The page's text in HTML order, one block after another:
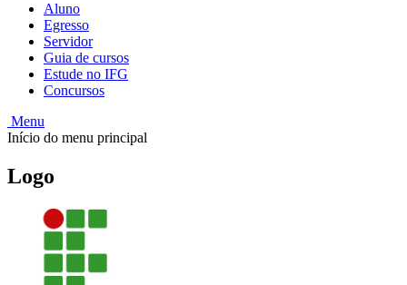
Aluno
Egresso
Servidor
Guia de cursos
Estude no IFG
Concursos
Menu
Início do menu principal
Logo